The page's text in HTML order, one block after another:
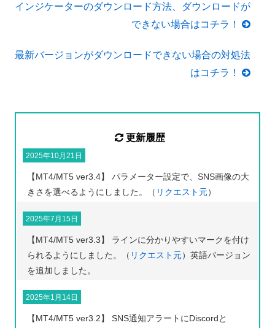
インジケーターのダウンロード方法、ダウンロードが
できない場合はコチラ！
最新バージョンがダウンロードできない場合の対処法
はコチラ！
更新履歴
2025年10月21日
【MT4/MT5 ver3.4】 パラメーター設定で、SNS画像の大
きさを選べるようにしました。（ リクエスト元）
2025年7月15日
【MT4/MT5 ver3.3】 ラインに分かりやすいマークを付け
られるようにしました。（ リクエスト元）英語バージョン
を追加しました。
2025年1月14日
【MT4/MT5 ver3.2】 SNS通知アラートにDiscordと